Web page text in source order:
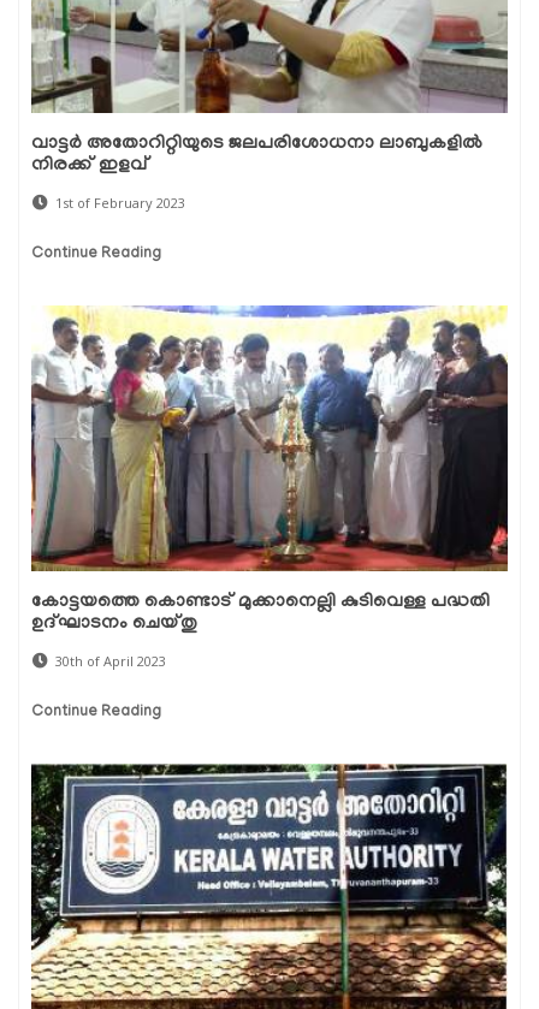
വാട്ടർ അതോറിറ്റിയുടെ ജലപരിശോധനാ ലാബുകളിൽ
നിരക്ക് ഇളവ്
1st of February 2023
Continue Reading
കോട്ടയത്തെ കൊണ്ടാട് മുക്കാനെല്ലി കുടിവെള്ള പദ്ധതി
ഉദ്ഘാടനം ചെയ്തു
30th of April 2023
Continue Reading